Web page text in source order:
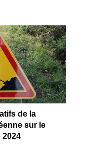
de la
sur le
2024